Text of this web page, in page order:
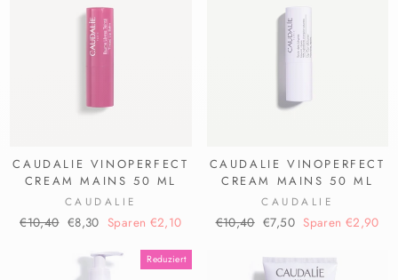
CAUDALIE VINOPERFECT
CREAM MAINS 50 ML
CAUDALIE
Normaler
€10,40 Sonderpreis
€8,30 Sparen €2,10
CAUDALIE VINOPERFECT
CREAM MAINS 50 ML
CAUDALIE
Normaler
€10,40 Sonderpreis
€7,50 Sparen €2,90
Reduziert